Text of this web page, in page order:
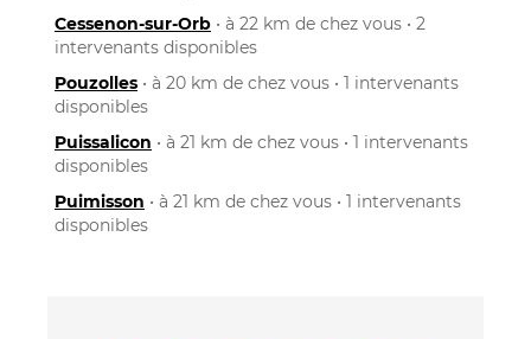
Cessenon-sur-Orb • à 22 km de chez vous • 2
intervenants disponibles
Pouzolles • à 20 km de chez vous • 1 intervenants
disponibles
Puissalicon • à 21 km de chez vous • 1 intervenants
disponibles
Puimisson • à 21 km de chez vous • 1 intervenants
disponibles